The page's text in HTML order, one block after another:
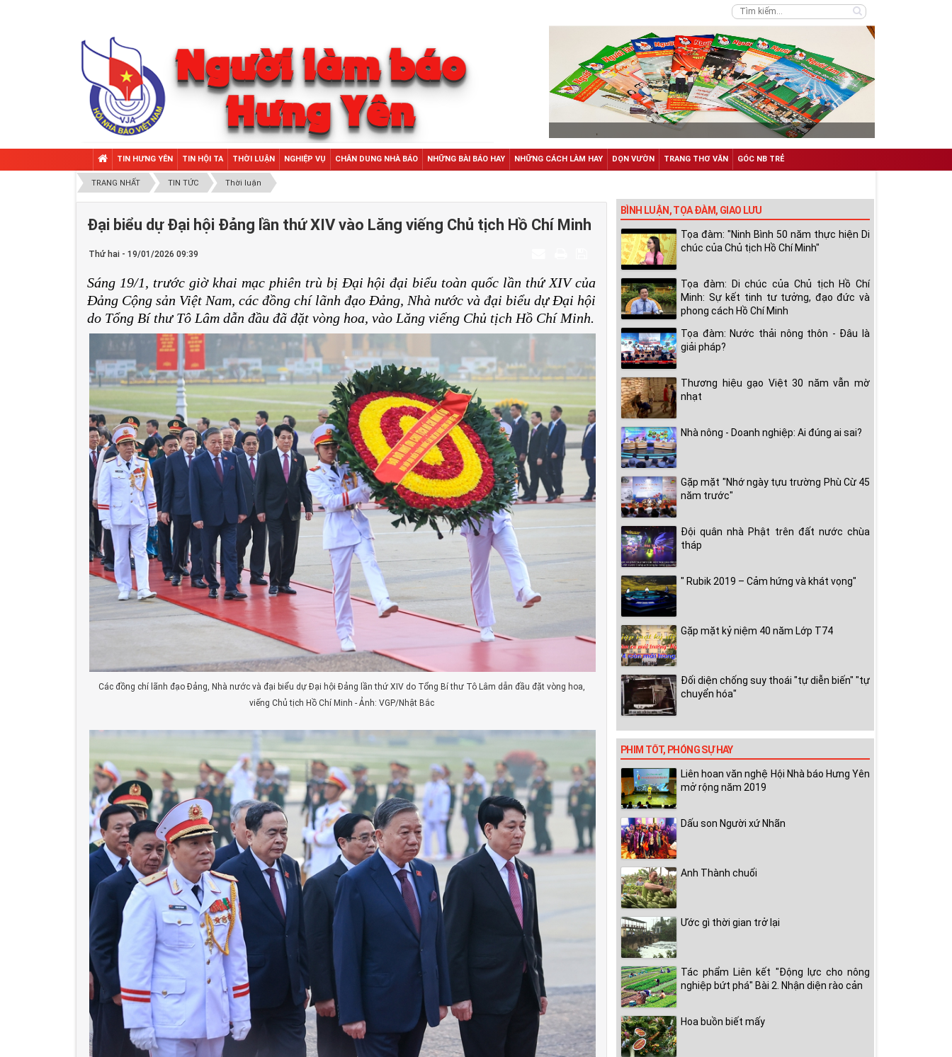
TIN HƯNG YÊN TIN HỘI TA THỜI LUẬN NGHIỆP VỤ CHÂN DUNG NHÀ BÁO NHỮNG BÀI BÁO HAY NHỮNG CÁCH LÀM HAY DỌN VƯỜN TRANG THƠ VĂN GÓC NB TRẺ
TRANG NHẤT TIN TỨC Thời luận
Đại biểu dự Đại hội Đảng lần thứ XIV vào Lăng viếng Chủ tịch Hồ Chí Minh
Thứ hai - 19/01/2026 09:39
Sáng 19/1, trước giờ khai mạc phiên trù bị Đại hội đại biểu toàn quốc lần thứ XIV của
Đảng Cộng sản Việt Nam, các đồng chí lãnh đạo Đảng, Nhà nước và đại biểu dự Đại hội
do Tổng Bí thư Tô Lâm dẫn đầu đã đặt vòng hoa, vào Lăng viếng Chủ tịch Hồ Chí Minh.
Các đồng chí lãnh đạo Đảng, Nhà nước và đại biểu dự Đại hội Đảng lần thứ XIV do Tổng Bí thư Tô Lâm dẫn đầu đặt vòng hoa,
viếng Chủ tịch Hồ Chí Minh - Ảnh: VGP/Nhật Bắc
BÌNH LUẬN, TỌA ĐÀM, GIAO LƯU
Tọa đàm: "Ninh Bình 50 năm thực hiện Di
chúc của Chủ tịch Hồ Chí Minh"
Tọa đàm: Di chúc của Chủ tịch Hồ Chí
Minh: Sự kết tinh tư tưởng, đạo đức và
phong cách Hồ Chí Minh
Tọa đàm: Nước thải nông thôn - Đâu là
giải pháp?
Thương hiệu gạo Việt 30 năm vẫn mờ
nhạt
Nhà nông - Doanh nghiệp: Ai đúng ai sai?
Gặp mặt "Nhớ ngày tựu trường Phù Cừ 45
năm trước"
Đội quân nhà Phật trên đất nước chùa
tháp
" Rubik 2019 – Cảm hứng và khát vọng"
Gặp mặt kỷ niệm 40 năm Lớp T74
Đối diện chống suy thoái "tự diễn biến" "tự
chuyển hóa"
PHIM TỐT, PHÓNG SỰ HAY
Liên hoan văn nghệ Hội Nhà báo Hưng Yên
mở rộng năm 2019
Dấu son Người xứ Nhãn
Anh Thành chuối
Ước gì thời gian trở lại
Tác phẩm Liên kết "Động lực cho nông
nghiệp bứt phá" Bài 2. Nhận diện rào cản
Hoa buồn biết mấy